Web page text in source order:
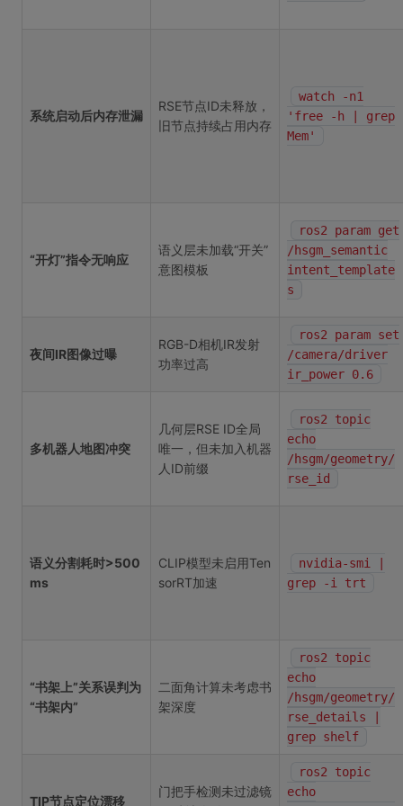
系统启动后内存泄漏
RSE节点ID未释放，
旧节点持续占用内存
watch -n1
'free -h | grep
Mem'
“开灯”指令无响应
语义层未加载“开关”
意图模板
ros2 param get
/hsgm_semantic
intent_template
s
夜间IR图像过曝
RGB-D相机IR发射
功率过高
ros2 param set
/camera/driver
ir_power 0.6
多机器人地图冲突
几何层RSE ID全局
唯一，但未加入机器
人ID前缀
ros2 topic
echo
/hsgm/geometry/
rse_id
语义分割耗时>500
ms
CLIP模型未启用Ten
sorRT加速
nvidia-smi |
grep -i trt
“书架上”关系误判为
“书架内”
二面角计算未考虑书
架深度
ros2 topic
echo
/hsgm/geometry/
rse_details |
grep shelf
TIP节点定位漂移
门把手检测未过滤镜
ros2 topic
echo